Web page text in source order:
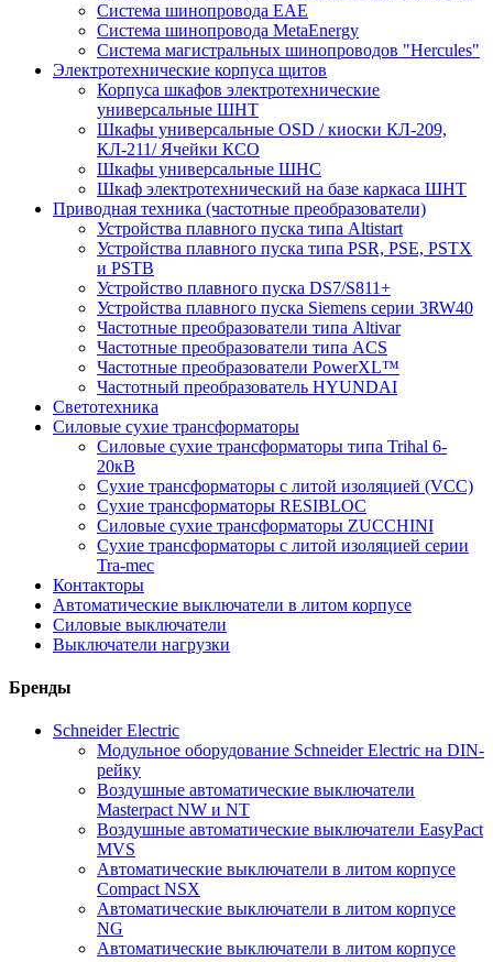
Система шинопровода EAE
Система шинопровода MetaEnergy
Система магистральных шинопроводов "Hercules"
Электротехнические корпуса щитов
Корпуса шкафов электротехнические
универсальные ШНТ
Шкафы универсальные OSD / киоски КЛ-209,
КЛ-211/ Ячейки КСО
Шкафы универсальные ШНС
Шкаф электротехнический на базе каркаса ШНТ
Приводная техника (частотные преобразователи)
Устройства плавного пуска типа Altistart
Устройства плавного пуска типа PSR, PSE, PSTX
и PSTB
Устройство плавного пуска DS7/S811+
Устройства плавного пуска Siemens серии 3RW40
Частотные преобразователи типа Altivar
Частотные преобразователи типа ACS
Частотные преобразователи PowerXL™
Частотный преобразователь HYUNDAI
Светотехника
Силовые сухие трансформаторы
Силовые сухие трансформаторы типа Trihal 6-
20кВ
Сухие трансформаторы с литой изоляцией (VCC)
Сухие трансформаторы RESIBLOC
Силовые сухие трансформаторы ZUCCHINI
Сухие трансформаторы с литой изоляцией серии
Tra-mec
Контакторы
Автоматические выключатели в литом корпусе
Силовые выключатели
Выключатели нагрузки
Бренды
Schneider Electric
Модульное оборудование Schneider Electric на DIN-
рейку
Воздушные автоматические выключатели
Masterpact NW и NT
Воздушные автоматические выключатели EasyPact
MVS
Автоматические выключатели в литом корпусе
Compact NSX
Автоматические выключатели в литом корпусе
NG
Автоматические выключатели в литом корпусе